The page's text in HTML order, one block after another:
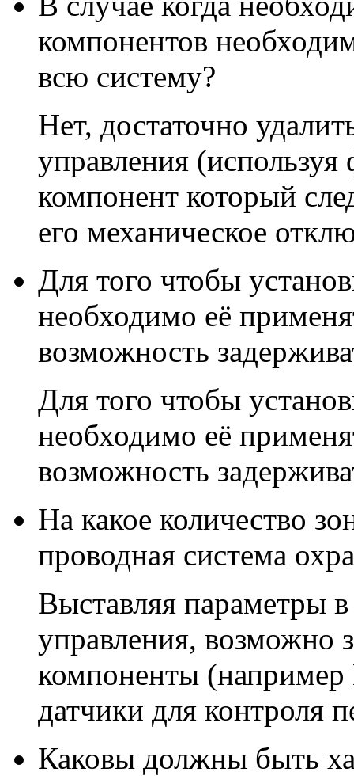
компонентов
всю систему?
Нет, достаточно
управления
компонент который
его механическое
Для того чтобы
необходимо её
возможность
Для того чтобы
необходимо её
возможность
На какое количество
проводная система
Выставляя параметры
управления, возможно
компоненты
датчики для контроля
Каковы должны быть